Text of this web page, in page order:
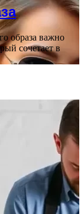
образа важно
сочетает в